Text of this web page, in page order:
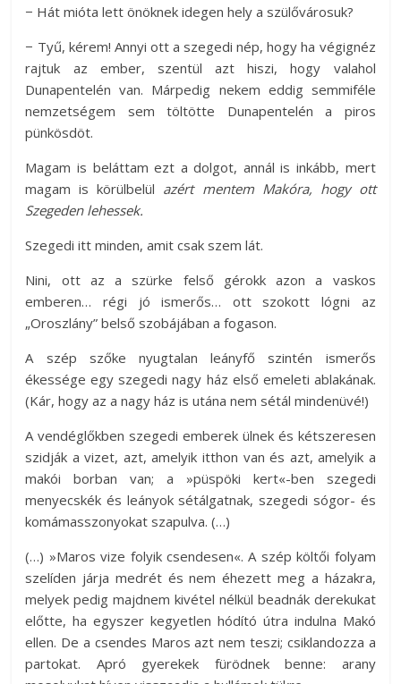
− Hát mióta lett önöknek idegen hely a szülővárosuk?
− Tyű, kérem! Annyi ott a szegedi nép, hogy ha végignéz
rajtuk az ember, szentül azt hiszi, hogy valahol
Dunapentelén van. Márpedig nekem eddig semmiféle
nemzetségem sem töltötte Dunapentelén a piros
pünkösdöt.
Magam is beláttam ezt a dolgot, annál is inkább, mert
magam is körülbelül azért mentem Makóra, hogy ott
Szegeden lehessek.
Szegedi itt minden, amit csak szem lát.
Nini, ott az a szürke felső gérokk azon a vaskos
emberen… régi jó ismerős… ott szokott lógni az
„Oroszlány” belső szobájában a fogason.
A szép szőke nyugtalan leányfő szintén ismerős
ékessége egy szegedi nagy ház első emeleti ablakának.
(Kár, hogy az a nagy ház is utána nem sétál mindenüvé!)
A vendéglőkben szegedi emberek ülnek és kétszeresen
szidják a vizet, azt, amelyik itthon van és azt, amelyik a
makói borban van; a »püspöki kert«-ben szegedi
menyecskék és leányok sétálgatnak, szegedi sógor- és
komámasszonyokat szapulva. (…)
(…) »Maros vize folyik csendesen«. A szép költői folyam
szelíden járja medrét és nem éhezett meg a házakra,
melyek pedig majdnem kivétel nélkül beadnák derekukat
előtte, ha egyszer kegyetlen hódító útra indulna Makó
ellen. De a csendes Maros azt nem teszi; csiklandozza a
partokat. Apró gyerekek fürödnek benne: arany